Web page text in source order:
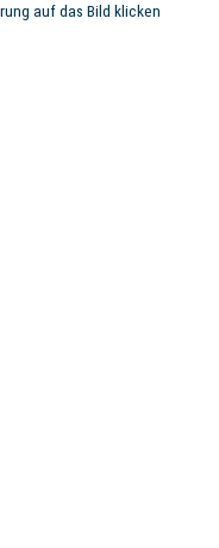
auf das Bild klicken